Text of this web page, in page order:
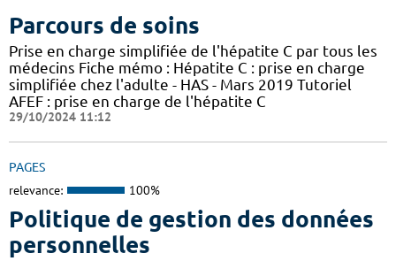
Parcours de soins
Prise en charge simplifiée de l'hépatite C par tous les
médecins Fiche mémo : Hépatite C : prise en charge
simplifiée chez l'adulte - HAS - Mars 2019 Tutoriel
AFEF : prise en charge de l'hépatite C
29/10/2024 11:12
PAGES
relevance: 100%
Politique de gestion des données
personnelles